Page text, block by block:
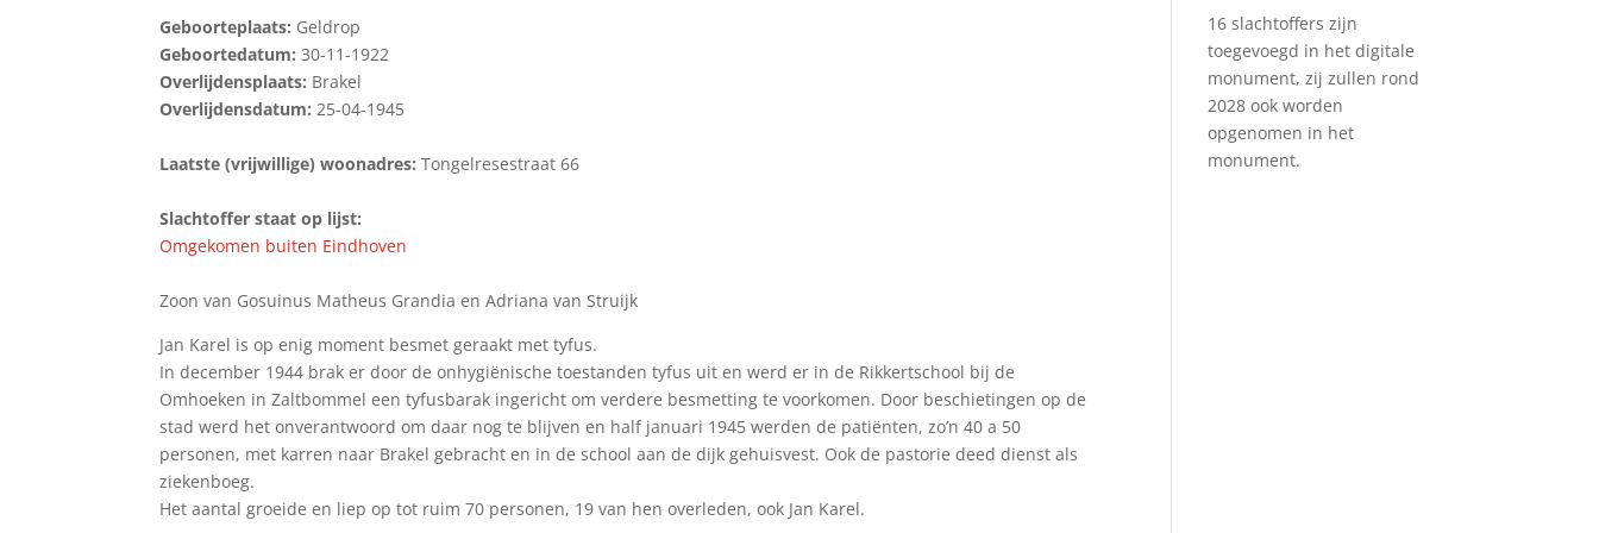
Geboorteplaats: Geldrop
Geboortedatum:30-11-1922
Overlijdensplaats: Brakel
Overlijdensdatum:25-04-1945
Laatste (vrijwillige) woonadres:Tongelresestraat 66
Slachtoffer staat op lijst:
Omgekomen buiten Eindhoven
Zoon van Gosuinus Matheus Grandia en Adriana van Struijk
Jan Karel is op enig moment besmet geraakt met tyfus.
In december 1944 brak er door de onhygiënische toestanden tyfus uit en werd er in de Rikkertschool bij de
Omhoeken in Zaltbommel een tyfusbarak ingericht om verdere besmetting te voorkomen. Door beschietingen op de
stad werd het onverantwoord om daar nog te blijven en half januari 1945 werden de patiënten, zo’n 40 a 50
personen, met karren naar Brakel gebracht en in de school aan de dijk gehuisvest. Ook de pastorie deed dienst als
ziekenboeg.
Het aantal groeide en liep op tot ruim 70 personen, 19 van hen overleden, ook Jan Karel.
16 slachtoffers zijn
toegevoegd in het digitale
monument, zij zullen rond
2028 ook worden
opgenomen in het
monument.